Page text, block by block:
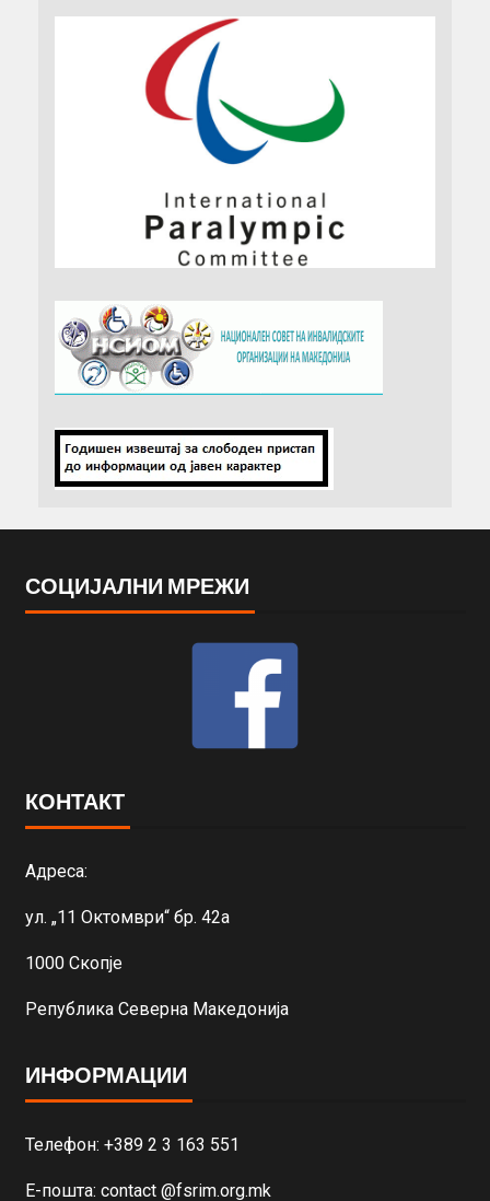
СОЦИЈАЛНИ МРЕЖИ
КОНТАКТ
Адреса:
ул. „11 Октомври“ бр. 42а
1000 Скопје
Република Северна Македонија
ИНФОРМАЦИИ
Телефон: +389 2 3 163 551
Е-пошта: contact @fsrim.org.mk